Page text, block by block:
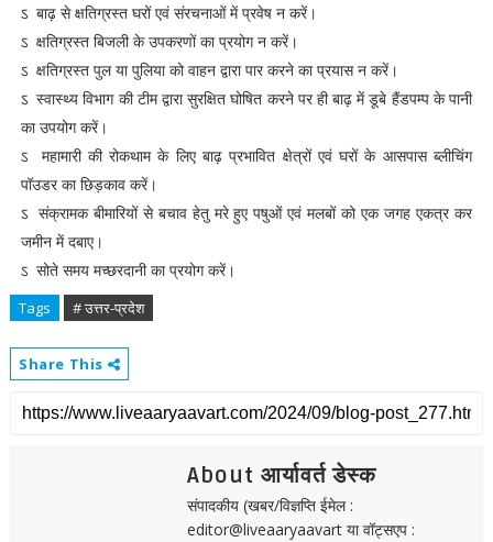
ऽ बाढ़ से क्षतिग्रस्त घरों एवं संरचनाओं में प्रवेष न करें।
ऽ क्षतिग्रस्त बिजली के उपकरणों का प्रयोग न करें।
ऽ क्षतिग्रस्त पुल या पुलिया को वाहन द्वारा पार करने का प्रयास न करें।
ऽ स्वास्थ्य विभाग की टीम द्वारा सुरक्षित घोषित करने पर ही बाढ़ में डूबे हैंडपम्प के पानी
का उपयोग करें।
ऽ महामारी की रोकथाम के लिए बाढ़ प्रभावित क्षेत्रों एवं घरों के आसपास ब्लीचिंग
पॉउडर का छिड़काव करें।
ऽ संक्रामक बीमारियों से बचाव हेतु मरे हुए पषुओं एवं मलबों को एक जगह एकत्र कर
जमीन में दबाए।
ऽ सोते समय मच्छरदानी का प्रयोग करें।
Tags # उत्तर-प्रदेश
Share This
About आर्यावर्त डेस्क
संपादकीय (खबर/विज्ञप्ति ईमेल :
editor@liveaaryaavart या वॉट्सएप :